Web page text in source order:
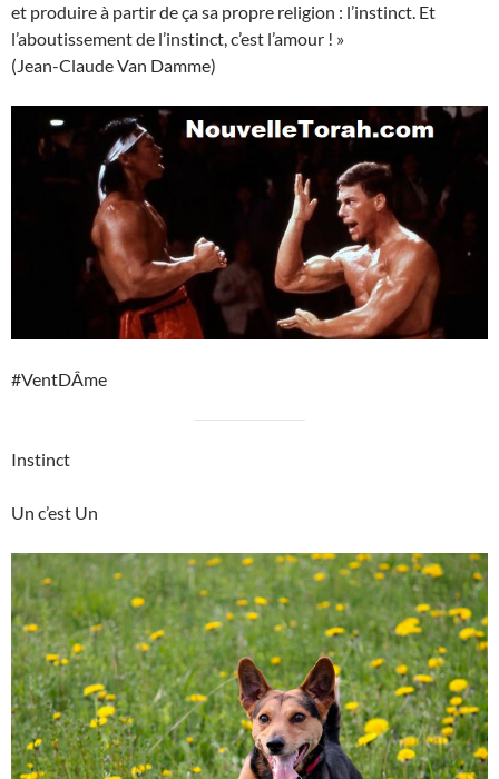
et produire à partir de ça sa propre religion : l’instinct. Et
l’aboutissement de l’instinct, c’est l’amour ! »
(Jean-Claude Van Damme)
#VentDÂme
Instinct
Un c’est Un